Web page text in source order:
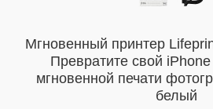
Мгновенный принтер
Превратите свой
мгновенной печати
белый